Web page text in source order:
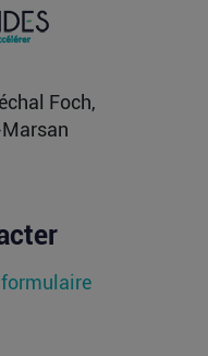
de dollars et
milliards fin
Foch,